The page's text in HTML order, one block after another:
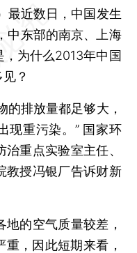
最近数日，中国发生
中东部的南京、上海
为什么2013年中国
？
排放量都足够大，
现重污染。” 国家环
重点实验室主任、
教授冯银厂告诉财新
的空气质量较差，
，因此短期来看，